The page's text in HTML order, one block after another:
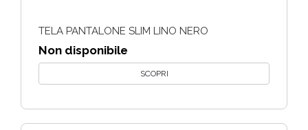
TELA PANTALONE SLIM LINO NERO
Non disponibile
SCOPRI